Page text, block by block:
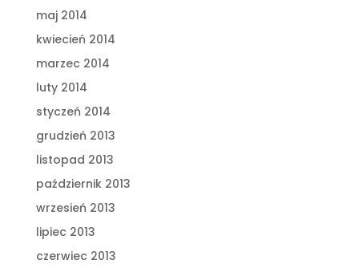
maj 2014
kwiecień 2014
marzec 2014
luty 2014
styczeń 2014
grudzień 2013
listopad 2013
październik 2013
wrzesień 2013
lipiec 2013
czerwiec 2013